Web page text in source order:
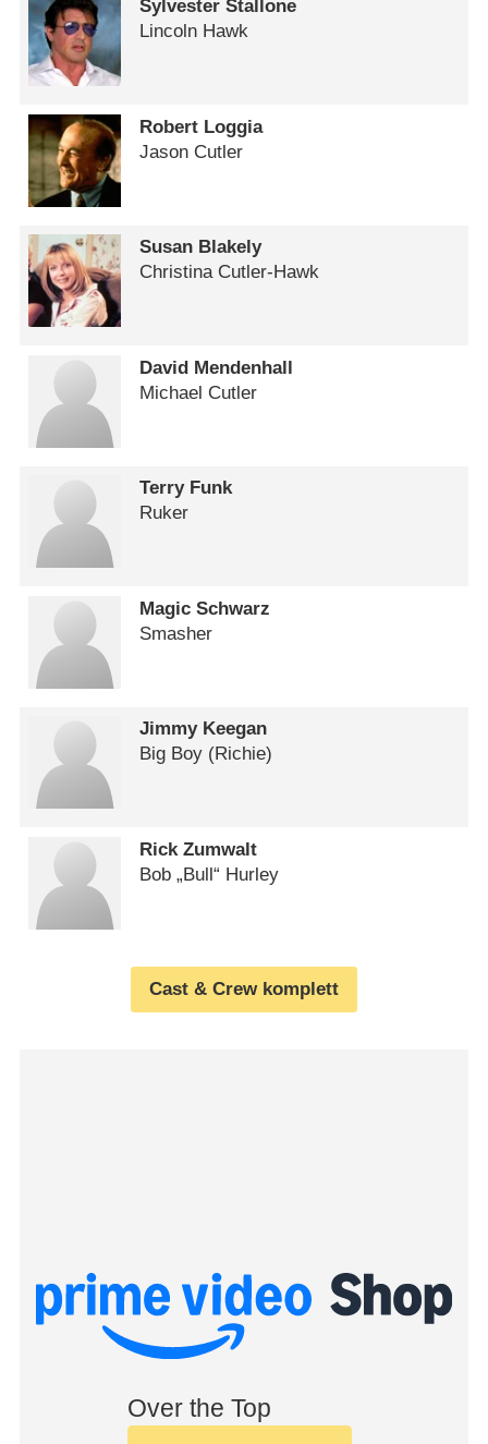
Sylvester Stallone
Lincoln Hawk
Robert Loggia
Jason Cutler
Susan Blakely
Christina Cutler-Hawk
David Mendenhall
Michael Cutler
Terry Funk
Ruker
Magic Schwarz
Smasher
Jimmy Keegan
Big Boy (Richie)
Rick Zumwalt
Bob „Bull“ Hurley
Cast & Crew komplett